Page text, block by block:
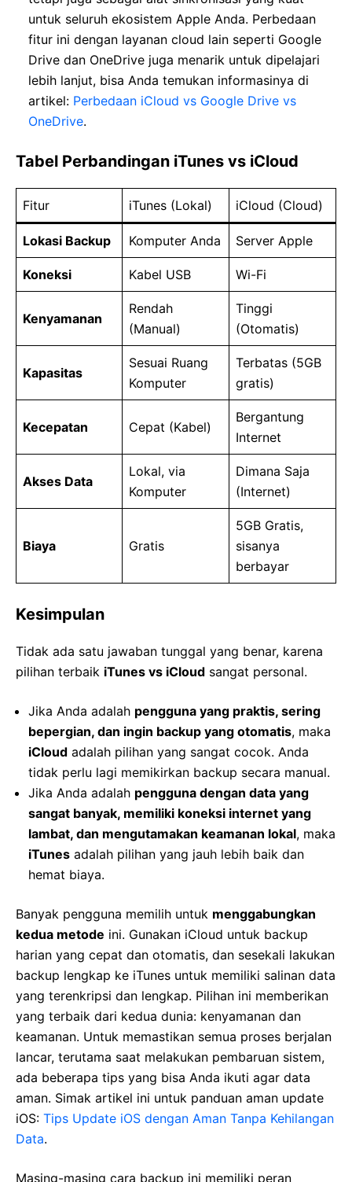
untuk seluruh ekosistem Apple Anda. Perbedaan
fitur ini dengan layanan cloud lain seperti Google
Drive dan OneDrive juga menarik untuk dipelajari
lebih lanjut, bisa Anda temukan informasinya di
artikel: Perbedaan iCloud vs Google Drive vs
OneDrive.
Tabel Perbandingan iTunes vs iCloud
Fitur iTunes (Lokal) iCloud (Cloud)
Lokasi Backup Komputer Anda Server Apple
Koneksi Kabel USB Wi-Fi
Kenyamanan
Rendah
(Manual)
Tinggi
(Otomatis)
Kapasitas
Sesuai Ruang
Komputer
Terbatas (5GB
gratis)
Kecepatan Cepat (Kabel)
Bergantung
Internet
Akses Data
Lokal, via
Komputer
Dimana Saja
(Internet)
Biaya Gratis
5GB Gratis,
sisanya
berbayar
Kesimpulan
Tidak ada satu jawaban tunggal yang benar, karena
pilihan terbaik iTunes vs iCloud sangat personal.
Jika Anda adalah pengguna yang praktis, sering
bepergian, dan ingin backup yang otomatis, maka
iCloud adalah pilihan yang sangat cocok. Anda
tidak perlu lagi memikirkan backup secara manual.
Jika Anda adalah pengguna dengan data yang
sangat banyak, memiliki koneksi internet yang
lambat, dan mengutamakan keamanan lokal, maka
iTunes adalah pilihan yang jauh lebih baik dan
hemat biaya.
Banyak pengguna memilih untuk menggabungkan
kedua metode ini. Gunakan iCloud untuk backup
harian yang cepat dan otomatis, dan sesekali lakukan
backup lengkap ke iTunes untuk memiliki salinan data
yang terenkripsi dan lengkap. Pilihan ini memberikan
yang terbaik dari kedua dunia: kenyamanan dan
keamanan. Untuk memastikan semua proses berjalan
lancar, terutama saat melakukan pembaruan sistem,
ada beberapa tips yang bisa Anda ikuti agar data
aman. Simak artikel ini untuk panduan aman update
iOS: Tips Update iOS dengan Aman Tanpa Kehilangan
Data.
Masing-masing cara backup ini memiliki peran